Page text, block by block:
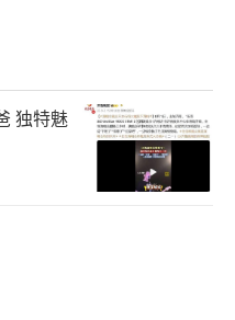
独特魅